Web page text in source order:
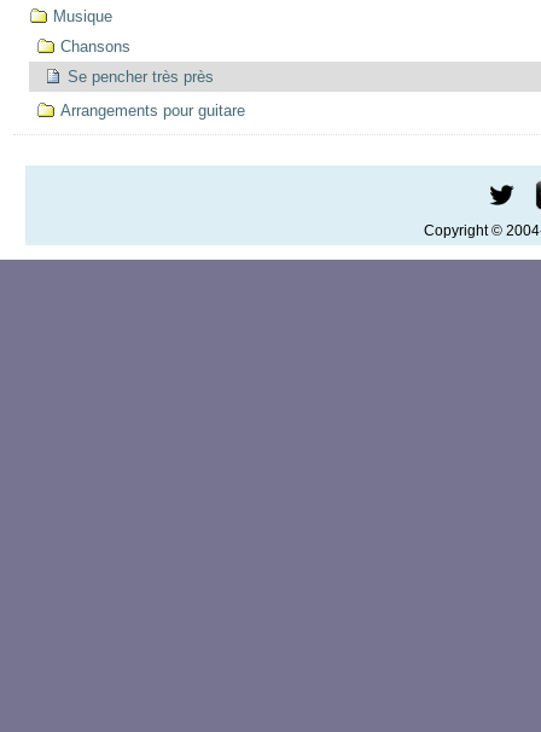
Musique
Chansons
Se pencher très près
Arrangements pour guitare
Copyright ©